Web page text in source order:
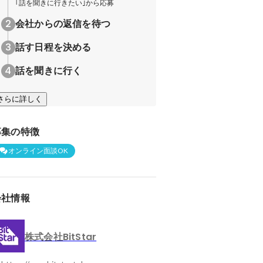
｢話を聞きに行きたい｣から応募
会社からの返信を待つ
話す日程を決める
話を聞きに行く
らに詳しく
の特徴
オンライン面談OK
情報
株式会社BitStar